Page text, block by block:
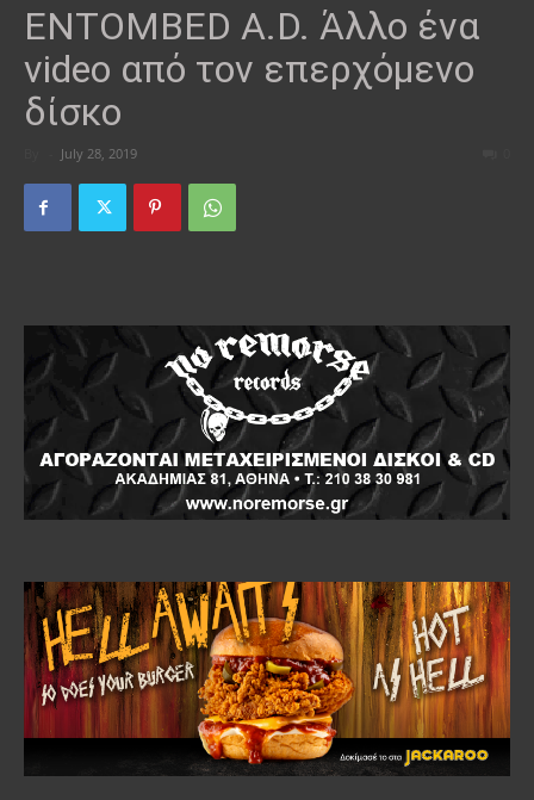
ENTOMBED A.D. Άλλο ένα
video από τον επερχόμενο
δίσκο
July 28, 2019